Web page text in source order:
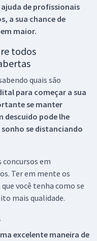
de profissionais
a sua chance de
maior.
todos
quais são
para começar a sua
se manter
descuido pode lhe
sonho se distanciando
concursos em
Ter em mente os
você tenha como se
mais qualidade.
excelente maneira de